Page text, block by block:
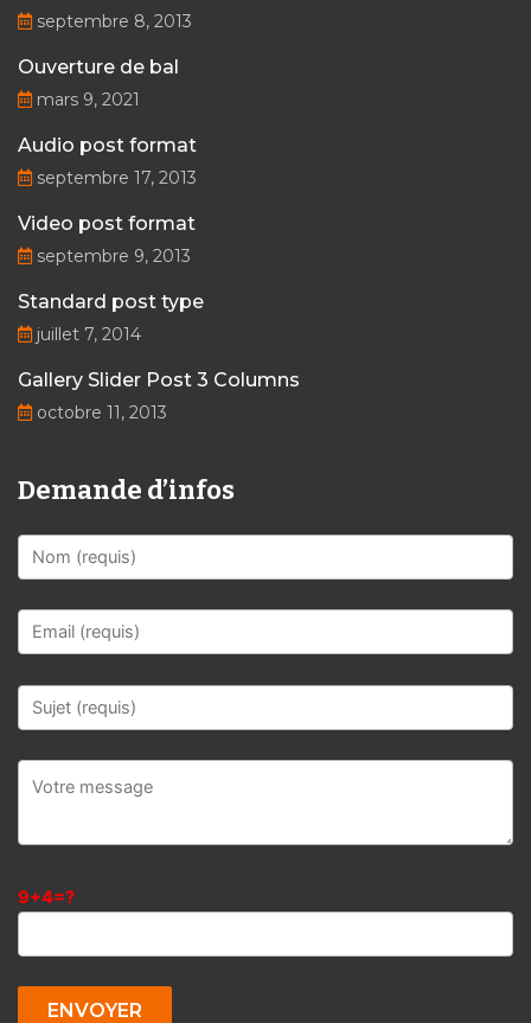
septembre 8, 2013
Ouverture de bal
mars 9, 2021
Audio post format
septembre 17, 2013
Video post format
septembre 9, 2013
Standard post type
juillet 7, 2014
Gallery Slider Post 3 Columns
octobre 11, 2013
Demande d’infos
9+4=?